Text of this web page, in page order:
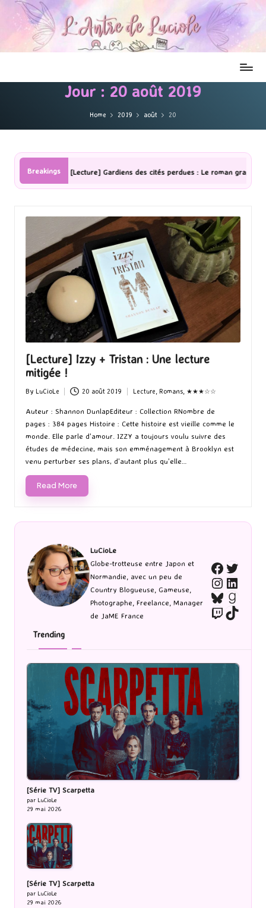
Jour : 20 août 2019
Home 2019 août 20
Breakings
[Lecture] Gardiens des cités perdues : Le roman graphique Tome 1
[Lecture] Izzy + Tristan : Une lecture
mitigée !
Posted
by
By LuCioLe 20 août 2019
in
Lecture, Romans, ★★★☆☆
Auteur : Shannon DunlapEditeur : Collection RNombre de
pages : 384 pages Histoire : Cette histoire est vieille comme le
monde. Elle parle d'amour. IZZY a toujours voulu suivre des
études de médecine‚ mais son emménagement à Brooklyn est
venu perturber ses plans‚ d'autant plus qu'elle…
Read More
LuCioLe
Globe-trotteuse entre Japon et
Normandie, avec un peu de
Country Blogueuse, Gameuse,
Photographe, Freelance, Manager
de JaME France
Bluesky
TwitchTikTok
Trending
[Série TV] Scarpetta
par LuCioLe
29 mai 2026
[Série TV] Scarpetta
par LuCioLe
29 mai 2026